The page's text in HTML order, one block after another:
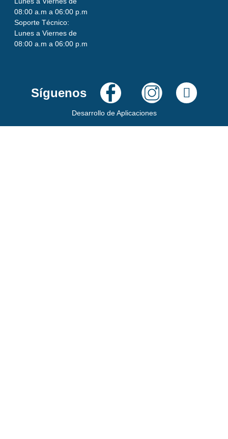
08:00 a.m a 06:00 p.m
Soporte Técnico:
Lunes a Viernes de
08:00 a.m a 06:00 p.m
Síguenos
Desarrollo de Aplicaciones